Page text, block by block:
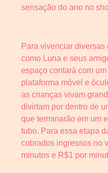
sensação do ano no
Para vivenciar
como Luna e seus
espaço contará com
plataforma móvel e
as crianças vivam
divirtam por dentro de
que terminarão em um
tubo. Para essa etapa
cobrados ingressos no
minutos e R$1 por